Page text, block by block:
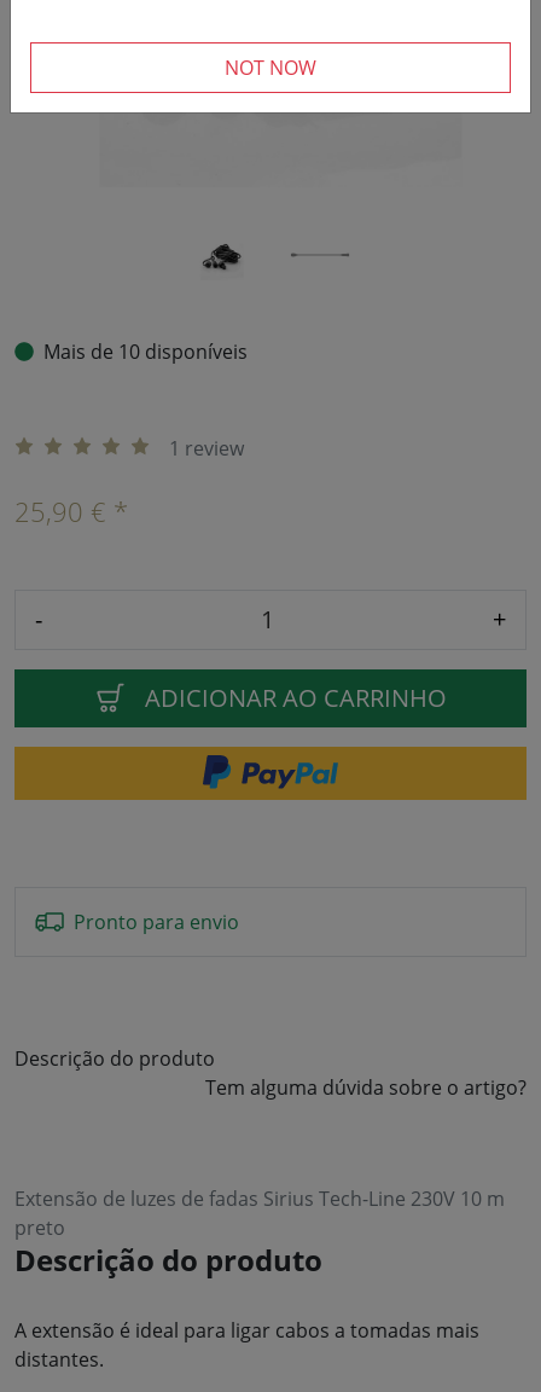
Mais de 10 disponíveis
1 review
25,90 € *
- +
ADICIONAR AO CARRINHO
Pronto para envio
Descrição do produto
Tem alguma dúvida sobre o artigo?
Extensão de luzes de fadas Sirius Tech-Line 230V 10 m
preto
Descrição do produto
A extensão é ideal para ligar cabos a tomadas mais
distantes.
NOT NOW